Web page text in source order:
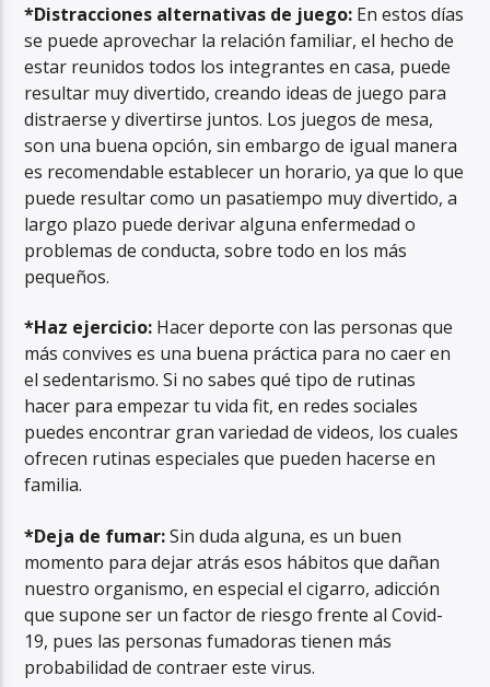
*Distracciones alternativas de juego: En estos días
se puede aprovechar la relación familiar, el hecho de
estar reunidos todos los integrantes en casa, puede
resultar muy divertido, creando ideas de juego para
distraerse y divertirse juntos. Los juegos de mesa,
son una buena opción, sin embargo de igual manera
es recomendable establecer un horario, ya que lo que
puede resultar como un pasatiempo muy divertido, a
largo plazo puede derivar alguna enfermedad o
problemas de conducta, sobre todo en los más
pequeños.
*Haz ejercicio: Hacer deporte con las personas que
más convives es una buena práctica para no caer en
el sedentarismo. Si no sabes qué tipo de rutinas
hacer para empezar tu vida fit, en redes sociales
puedes encontrar gran variedad de videos, los cuales
ofrecen rutinas especiales que pueden hacerse en
familia.
*Deja de fumar:Sin duda alguna, es un buen
momento para dejar atrás esos hábitos que dañan
nuestro organismo, en especial el cigarro, adicción
que supone ser un factor de riesgo frente al Covid-
19, pues las personas fumadoras tienen más
probabilidad de contraer este virus.